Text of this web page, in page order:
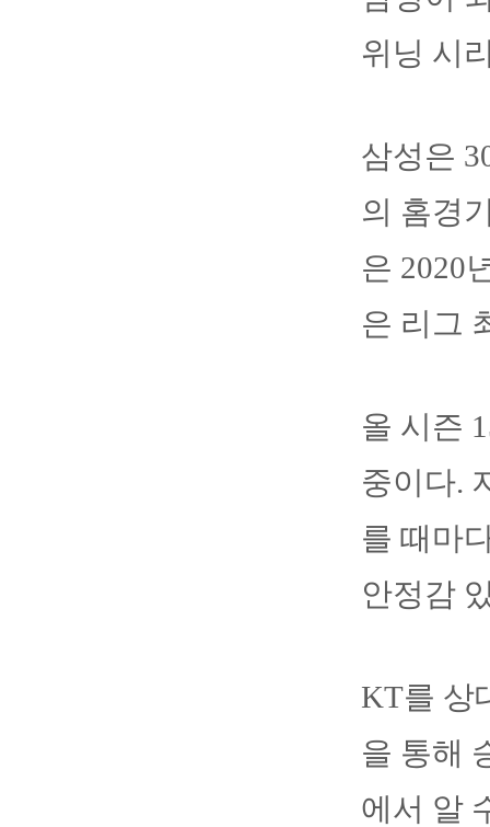
위닝 시
삼성은
의 홈경
은 2020
은 리그
올 시즌
중이다.
를 때마
안정감
KT를 상
을 통해
에서 알